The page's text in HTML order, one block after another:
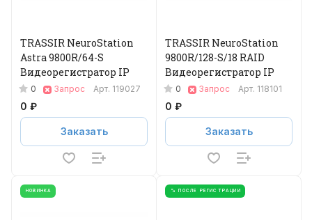
TRASSIR NeuroStation
Astra 9800R/64-S
Видеорегистратор IP
0 Запрос Арт. 119027
0 ₽
Заказать
TRASSIR NeuroStation
9800R/128-S/18 RAID
Видеорегистратор IP
0 Запрос Арт. 118101
0 ₽
Заказать
НОВИНКА % ПОСЛЕ РЕГИСТРАЦИИ